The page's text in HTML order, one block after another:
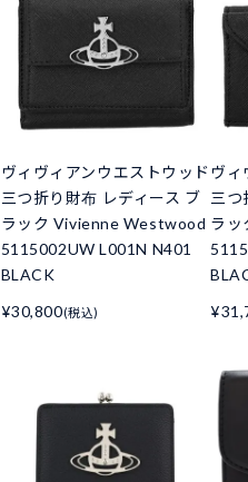
ヴィヴィアンウエストウッド
三つ折り財布 レディース ブ
ラック Vivienne Westwood
5115002UW L001N N401
BLACK
¥30,800(税込)
ヴィ
三つ
ラ